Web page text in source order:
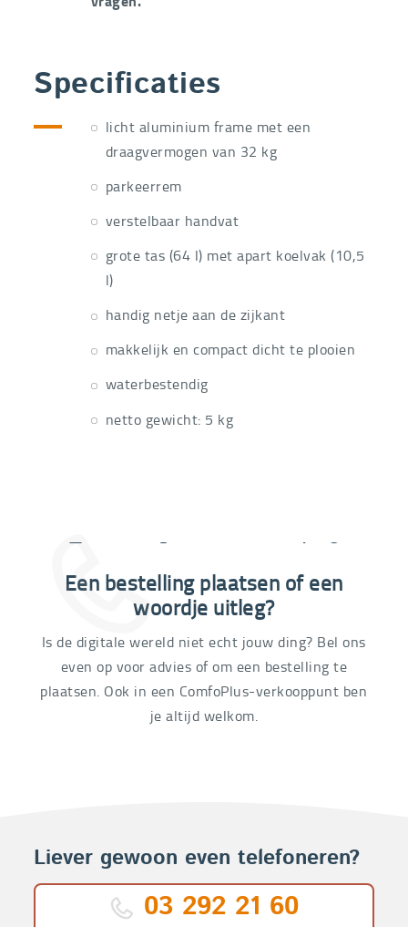
Specificaties
licht aluminium frame met een
draagvermogen van 32 kg
parkeerrem
verstelbaar handvat
grote tas (64 l) met apart koelvak (10,5
l)
handig netje aan de zijkant
makkelijk en compact dicht te plooien
waterbestendig
netto gewicht: 5 kg
03 292 21 60
Een bestelling plaatsen of een
woordje uitleg?
Is de digitale wereld niet echt jouw ding? Bel ons
even op voor advies of om een bestelling te
plaatsen. Ook in een ComfoPlus-verkooppunt ben
je altijd welkom.
Liever gewoon even telefoneren?
03 292 21 60